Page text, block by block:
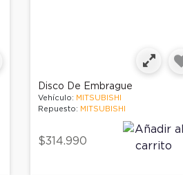
Disco De Embrague
Vehículo: MITSUBISHI
Repuesto: MITSUBISHI
$314.990